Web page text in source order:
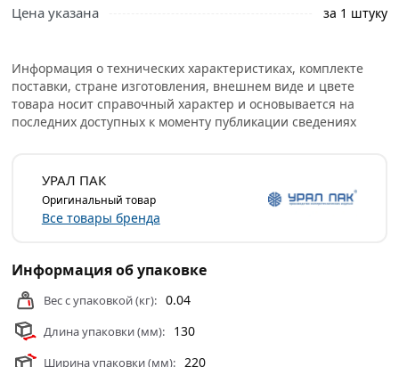
или самовывоза.
IP54, 10шт АК-97024-010 предназначен для ввода
проводов и кабелей в электрощитовое оборудование с
целью защиты проводников от механического
Устойчивость к воздействию агрессивных средств (
соль, кислоты, пары алкоголя, смазочные вещества).
АК-97024-010 из категорииЛампы
Москве и области.
Цена указана за 1 штуку
Информация о технических характеристиках, комплекте
поставки, стране изготовления, внешнем виде и цвете
товара носит справочный характер и основывается на
последних доступных к моменту публикации сведениях
УРАЛ ПАК
Оригинальный товар
Все товары бренда
Информация об упаковке
Вес с упаковкой (кг): 0.04
Длина упаковки (мм): 130
Ширина упаковки (мм): 220